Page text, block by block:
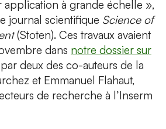
application à grande échelle »,
journal scientifique Science of
(Stoten). Ces travaux avaient
dans notre dossier sur
par deux des co-auteurs de la
et Emmanuel Flahaut,
de recherche à l’Inserm